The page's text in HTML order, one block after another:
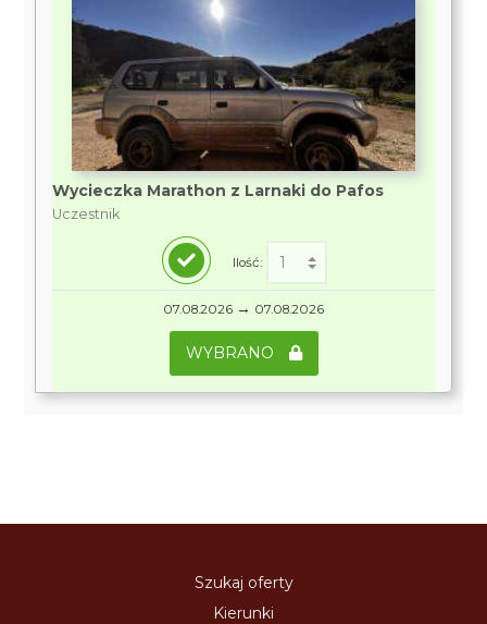
Wycieczka Marathon z Larnaki do Pafos
Uczestnik
Ilość:
07.08.2026 → 07.08.2026
WYBRANO
Szukaj oferty
Kierunki